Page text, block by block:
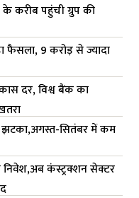
करीब पहुंची ग्रुप की
फैसला, 9 करोड़ से ज्यादा
दर, विश्व बैंक का
झटका,अगस्त-सितंबर में कम
निवेश,अब कंस्ट्रक्शन सेक्टर